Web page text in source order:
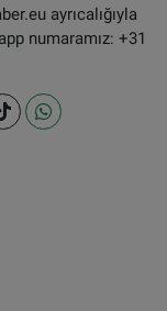
ayrıcalığıyla
numaramız: +31